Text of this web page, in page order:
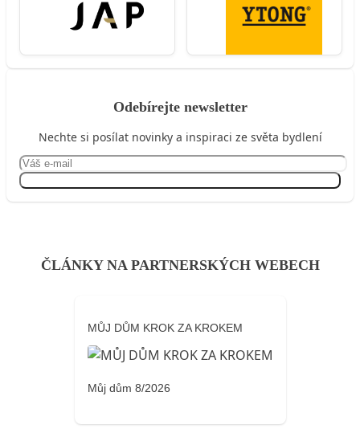
Odebírejte newsletter
Nechte si posílat novinky a inspiraci ze světa bydlení
ČLÁNKY NA PARTNERSKÝCH WEBECH
MŮJ DŮM KROK ZA KROKEM
Můj dům 8/2026